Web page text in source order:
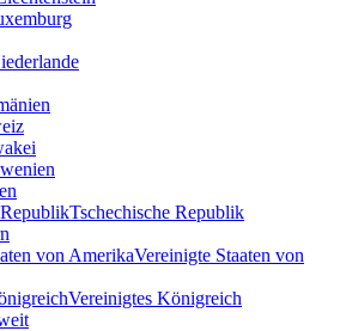
Tschechische Republik
Vereinigte Staaten von
Vereinigtes Königreich